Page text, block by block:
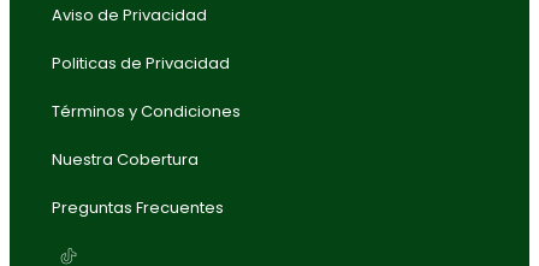
Aviso de Privacidad
Politicas de Privacidad
Términos y Condiciones
Nuestra Cobertura
Preguntas Frecuentes